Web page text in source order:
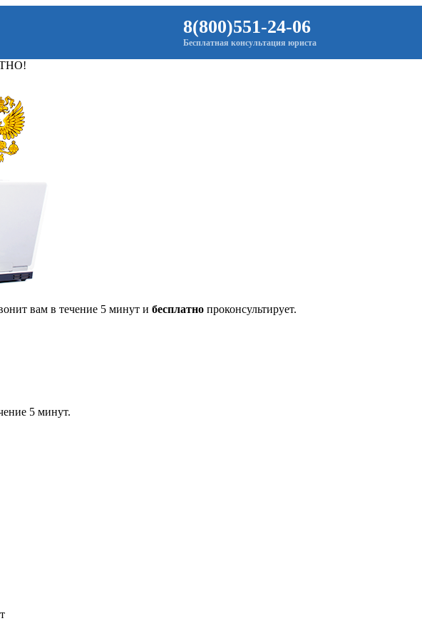
8(800)551-24-06
Бесплатная консультация юриста
вам в течение 5 минут и бесплатно проконсультирует.
5 минут.